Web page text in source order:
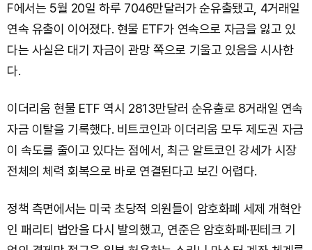
F에서는 5월 20일 하루 7046만달러가 순유출됐고, 4거래일
연속 유출이 이어졌다. 현물 ETF가 연속으로 자금을 잃고 있
다는 사실은 대기 자금이 관망 쪽으로 기울고 있음을 시사한
다.
이더리움 현물 ETF 역시 2813만달러 순유출로 8거래일 연속
자금 이탈을 기록했다. 비트코인과 이더리움 모두 제도권 자금
이 속도를 줄이고 있다는 점에서, 최근 알트코인 강세가 시장
전체의 체력 회복으로 바로 연결된다고 보긴 어렵다.
정책 측면에서는 미국 초당적 의원들이 암호화폐 세제 개혁안
인 패리티 법안을 다시 발의했고, 연준은 암호화폐·핀테크 기